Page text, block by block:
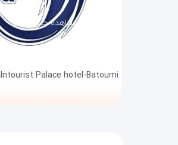
مشاهده جزئیات
Intourist Palace hotel-Batoumi،